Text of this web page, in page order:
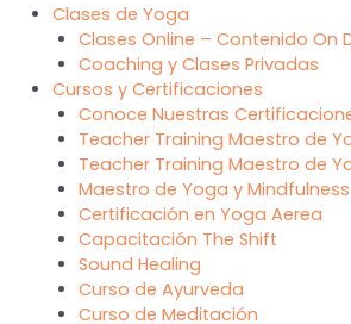
Clases de Yoga
Clases Online – Contenido On
Coaching y Clases Privadas
Cursos y Certificaciones
Conoce Nuestras
Teacher Training Maestro de
Teacher Training Maestro de
Maestro de Yoga y
Certificación en Yoga Aerea
Capacitación The Shift
Sound Healing
Curso de Ayurveda
Curso de Meditación